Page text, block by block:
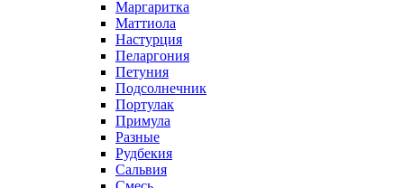
Маргаритка
Маттиола
Настурция
Пеларгония
Петуния
Подсолнечник
Портулак
Примула
Разные
Рудбекия
Сальвия